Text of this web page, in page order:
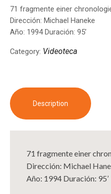
71 fragmente einer
Dirección: Michael Haneke
Año: 1994 Duración: 95’
Category: Videoteca
Description
71 fragmente einer
Dirección: Michael
Año: 1994 Duración: 95’